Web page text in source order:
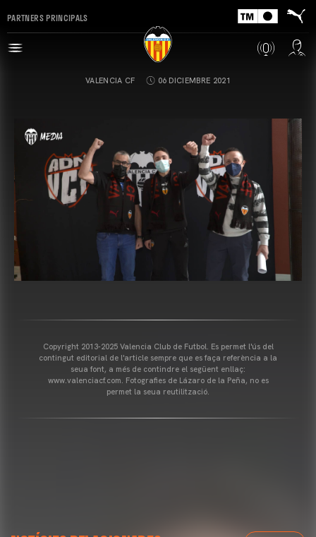
PARTNERS PRINCIPALS
VALENCIA CF 06 DICIEMBRE 2021
Copyright 2013-2025 Valencia Club de Futbol. Es permet l'ús del
contingut editorial de l'article sempre que es faça referència a la
seua font, a més de contindre el següent enllaç:
www.valenciacf.com. Fotografies de Lázaro de la Peña, no es
permet la seua reutilització.